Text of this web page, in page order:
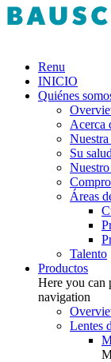
Renu
INICIO
Quiénes
Acerca
Su salud
Áreas
Talento
Productos
Here you can
navigation
Lentes